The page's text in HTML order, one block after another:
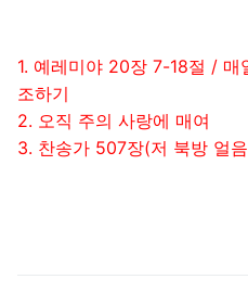
1. 예레미야 20장 7-18절 /
조하기
2. 오직 주의 사랑에 매여
3. 찬송가 507장(저 북방 얼